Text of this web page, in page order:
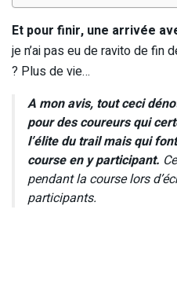
Et pour finir, une arrivée
je n’ai pas eu de ravito de fin
? Plus de vie…
A mon avis, tout ceci
pour des coureurs qui
l’élite du trail mais qui
course en y participant.
pendant la course lors
participants.